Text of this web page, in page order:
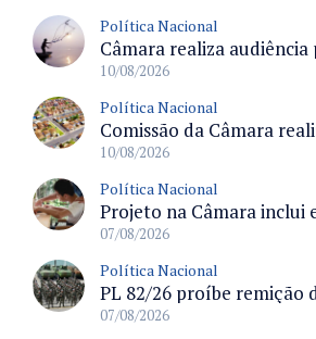
Política Nacional
10/08/2026
Política Nacional
10/08/2026
Política Nacional
07/08/2026
Política Nacional
07/08/2026